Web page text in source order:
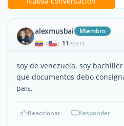
alexmusbai Miembro
| 11 POSTS
soy de venezuela, soy
que documentos debo
pais.
Reaccionar Responder